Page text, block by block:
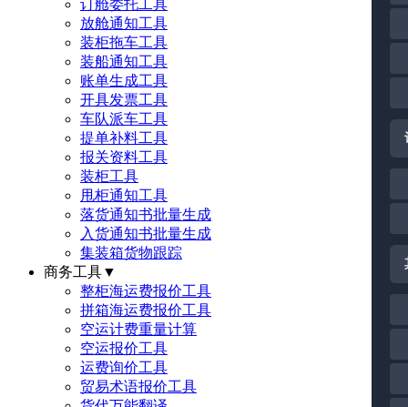
订舱委托工具
放舱通知工具
装柜拖车工具
装船通知工具
账单生成工具
开具发票工具
车队派车工具
提单补料工具
报关资料工具
装柜工具
甩柜通知工具
落货通知书批量生成
入货通知书批量生成
集装箱货物跟踪
商务工具▼
整柜海运费报价工具
拼箱海运费报价工具
空运计费重量计算
空运报价工具
运费询价工具
贸易术语报价工具